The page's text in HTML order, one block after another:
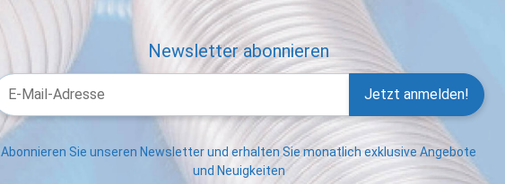
Newsletter abonnieren
Jetzt anmelden!
Abonnieren Sie unseren Newsletter und erhalten Sie monatlich exklusive Angebote
und Neuigkeiten